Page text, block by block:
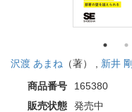
沢渡 あまね （著） , 新井 剛
商品番号
165380
販売状態
発売中